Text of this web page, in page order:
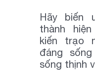
Hãy biến
thành
kiến trạo
đáng
sống thịnh